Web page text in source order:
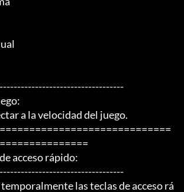
a la velocidad del juego.
acceso rápido:
las teclas de acceso rá